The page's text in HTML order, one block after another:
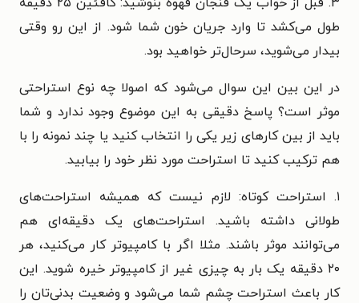
طول می‌کشد تا وارد جریان خون شما شود. از این رو وقتی
بیدار می‌شوید، سرحال‌تر خواهید بود.
در این بین این سوال می‌شود که اصولا چه نوع استراحتی
موثر است؟ پاسخ دقیقی به این موضوع وجود ندارد و شما
باید از بین کارهای زیر یکی را انتخاب کنید یا چند نمونه را با
هم ترکیب کنید تا استراحت مورد نظر خود را بیابید.
۱. استراحت کوتاه: لازم نیست که همیشه استراحت‌های
طولانی داشته باشید. استراحت‌های یک دقیقه‌ای هم
می‌توانند موثر باشند. مثلا اگر با کامپیوتر کار می‌کنید، هر
۲۰ دقیقه یک بار به چیزی غیر از کامپیوتر خیره شوید. این
کار باعث استراحت چشم شما می‌شود و وضعیت بدنی‌تان را